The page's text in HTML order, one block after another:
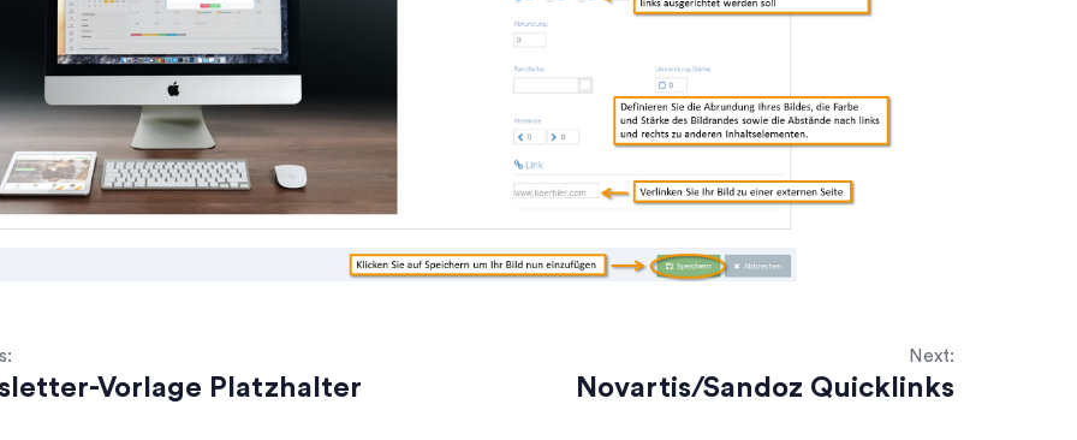
Vorlage Platzhalter
Next:
Novartis/Sandoz Quicklinks